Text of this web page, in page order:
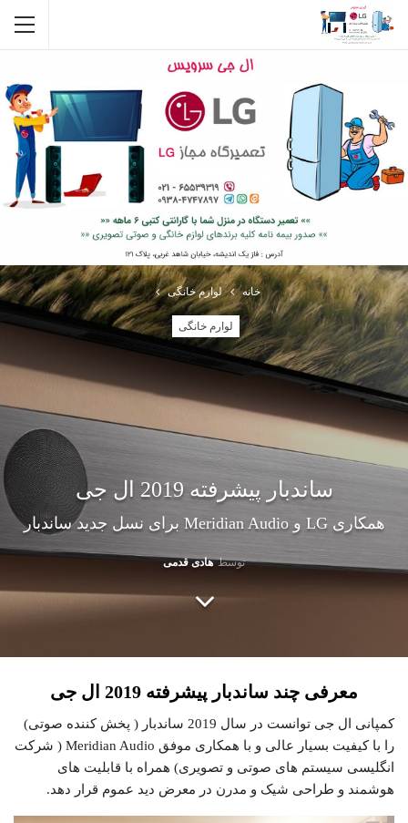
خانه لوارم خانگی
لوارم خانگی
ساندبار پیشرفته 2019 ال جی
همکاری LG و Meridian Audio برای نسل جدید ساندبار
توسطهادی قدمی
معرفی چند ساندبار پیشرفته 2019 ال جی
کمپانی ال جی توانست در سال 2019 ساندبار ( پخش کننده صوتی)
را با کیفیت بسیار عالی و با همکاری موفق Meridian Audio ( شرکت
انگلیسی سیستم های صوتی و تصویری) همراه با قابلیت های
هوشمند و طراحی شیک و مدرن در معرض دید عموم قرار دهد.